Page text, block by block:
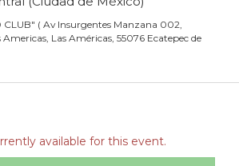
CLUB" ( Av Insurgentes Manzana 002,
Las Américas, 55076 Ecatepec de
available for this event.